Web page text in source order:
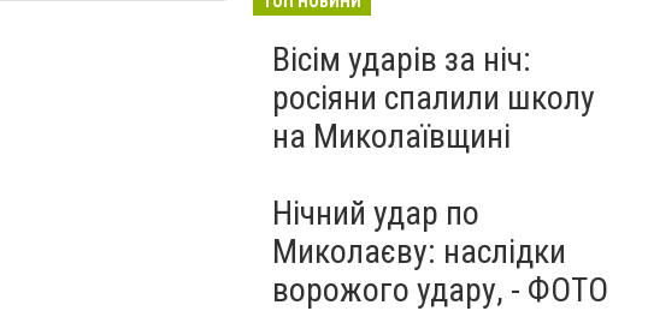
Вісім ударів за ніч:
росіяни спалили школу
на Миколаївщині
Нічний удар по
Миколаєву: наслідки
ворожого удару, - ФОТО